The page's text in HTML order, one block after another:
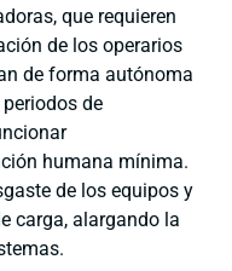
que requieren
de los operarios
de forma autónoma
de
humana mínima.
de los equipos y
carga, alargando la